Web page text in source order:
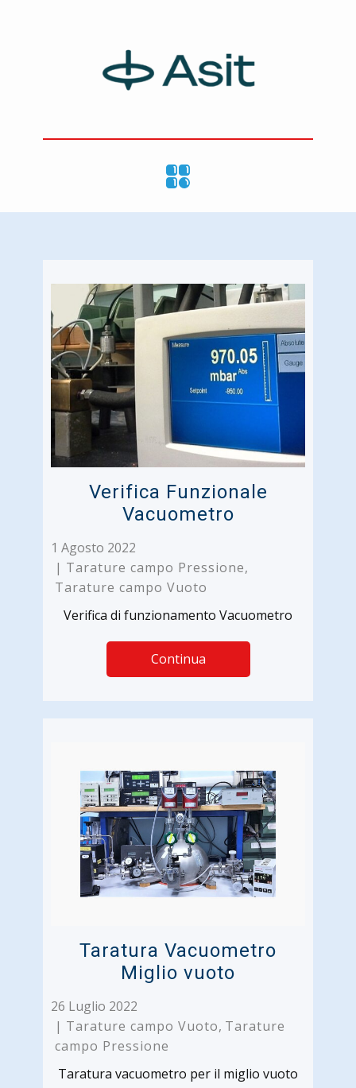
Verifica Funzionale
Vacuometro
1 Agosto 2022
Tarature campo Pressione,
Tarature campo Vuoto
Verifica di funzionamento Vacuometro
Continua
Taratura Vacuometro
Miglio vuoto
26 Luglio 2022
Tarature campo Vuoto, Tarature
campo Pressione
Taratura vacuometro per il miglio vuoto